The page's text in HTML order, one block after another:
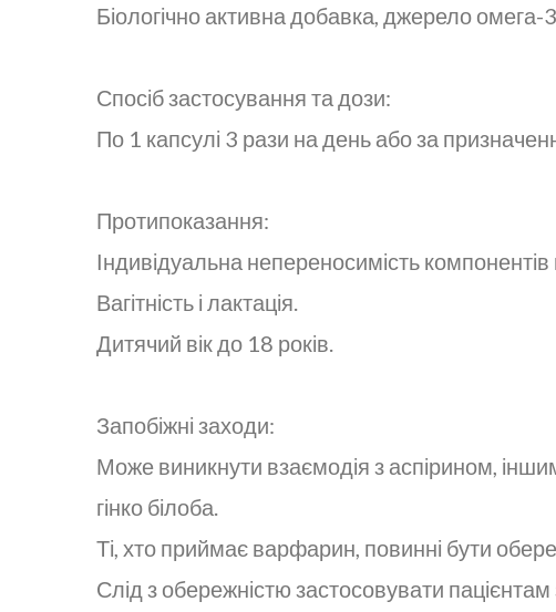
Біологічно активна добавка, джерело
Спосіб застосування та дози:
По 1 капсулі 3 рази на день або за
Протипоказання:
Індивідуальна непереносимість
Вагітність і лактація.
Дитячий вік до 18 років.
Запобіжні заходи:
Може виникнути взаємодія з аспірином,
гінко білоба.
Ті, хто приймає варфарин, повинні бути
Слід з обережністю застосовувати